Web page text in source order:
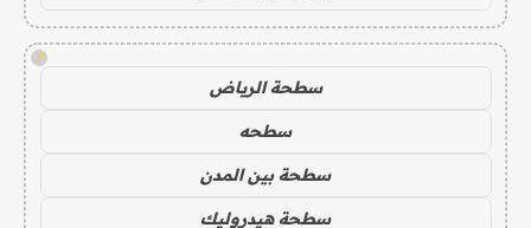
!
سطحة الرياض
سطحه
سطحة بين المدن
سطحة هيدروليك